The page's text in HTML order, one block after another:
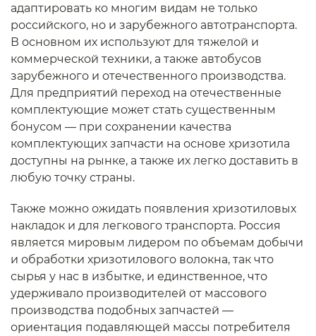
адаптировать ко многим видам не только
российского, но и зарубежного автотранспорта.
В основном их используют для тяжелой и
коммерческой техники, а также автобусов
зарубежного и отечественного производства.
Для предприятий переход на отечественные
комплектующие может стать существенным
бонусом — при сохранении качества
комплектующих запчасти на основе хризотила
доступны на рынке, а также их легко доставить в
любую точку страны.
Также можно ожидать появления хризотиловых
накладок и для легкового транспорта. Россия
является мировым лидером по объемам добычи
и обработки хризотилового волокна, так что
сырья у нас в избытке, и единственное, что
удерживало производителей от массового
производства подобных запчастей —
ориентация подавляющей массы потребителя